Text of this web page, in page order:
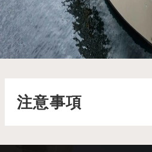
銀海奮進號 Silver Endeavour
了解更多
注意事項